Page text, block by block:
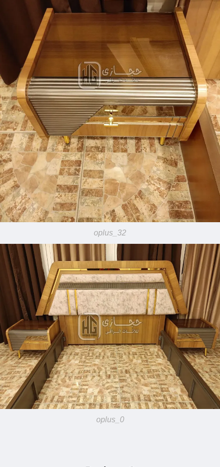
oplus_32
oplus_0